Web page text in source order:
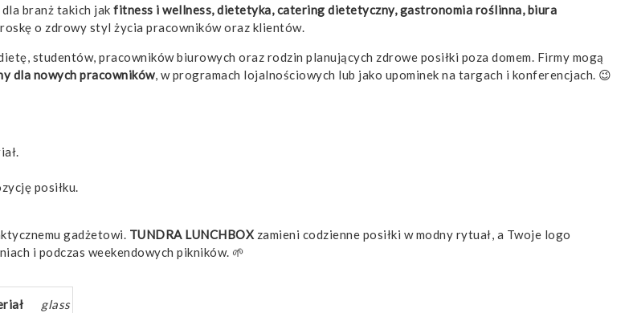
branż takich jak fitness i wellness, dietetyka, catering dietetyczny, gastronomia roślinna, biura
o zdrowy styl życia pracowników oraz klientów.
studentów, pracowników biurowych oraz rodzin planujących zdrowe posiłki poza domem. Firmy mogą
dla nowych pracowników, w programach lojalnościowych lub jako upominek na targach i konferencjach. 😉
posiłku.
gadżetowi. TUNDRA LUNCHBOX zamieni codzienne posiłki w modny rytuał, a Twoje logo
i podczas weekendowych pikników. 🌱
glass